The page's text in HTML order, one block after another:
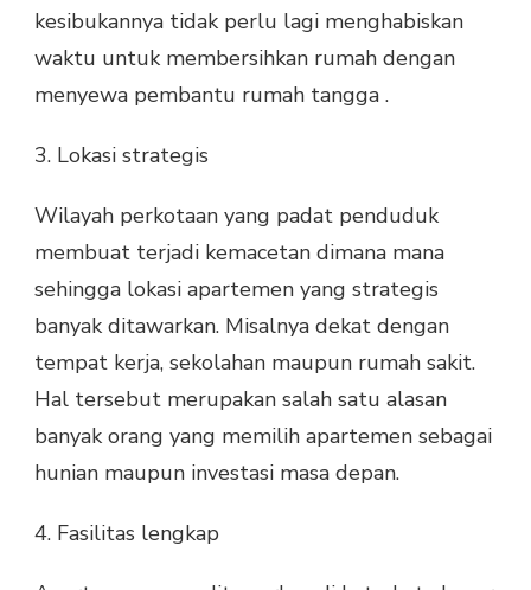
kesibukannya tidak perlu lagi menghabiskan
waktu untuk membersihkan rumah dengan
menyewa pembantu rumah tangga .
3. Lokasi strategis
Wilayah perkotaan yang padat penduduk
membuat terjadi kemacetan dimana mana
sehingga lokasi apartemen yang strategis
banyak ditawarkan. Misalnya dekat dengan
tempat kerja, sekolahan maupun rumah sakit.
Hal tersebut merupakan salah satu alasan
banyak orang yang memilih apartemen sebagai
hunian maupun investasi masa depan.
4. Fasilitas lengkap